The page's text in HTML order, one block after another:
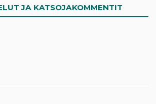
JA KATSOJAKOMMENTIT